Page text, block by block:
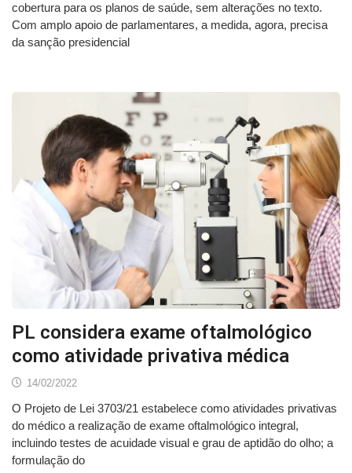
cobertura para os planos de saúde, sem alterações no texto.
Com amplo apoio de parlamentares, a medida, agora, precisa
da sanção presidencial
PL considera exame oftalmológico
como atividade privativa médica
14/02/2022
O Projeto de Lei 3703/21 estabelece como atividades privativas
do médico a realização de exame oftalmológico integral,
incluindo testes de acuidade visual e grau de aptidão do olho; a
formulação do